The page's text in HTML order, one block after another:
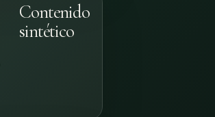
Contenido
sintético